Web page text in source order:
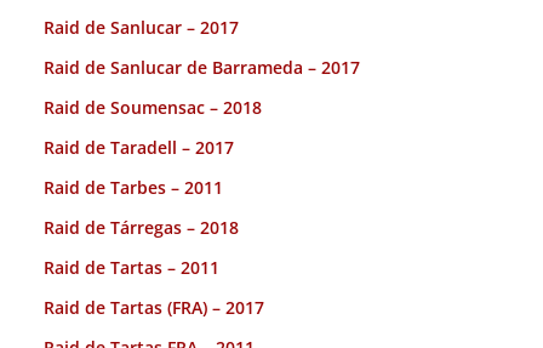
Raid de Sanlucar – 2017
Raid de Sanlucar de Barrameda – 2017
Raid de Soumensac – 2018
Raid de Taradell – 2017
Raid de Tarbes – 2011
Raid de Tárregas – 2018
Raid de Tartas – 2011
Raid de Tartas (FRA) – 2017